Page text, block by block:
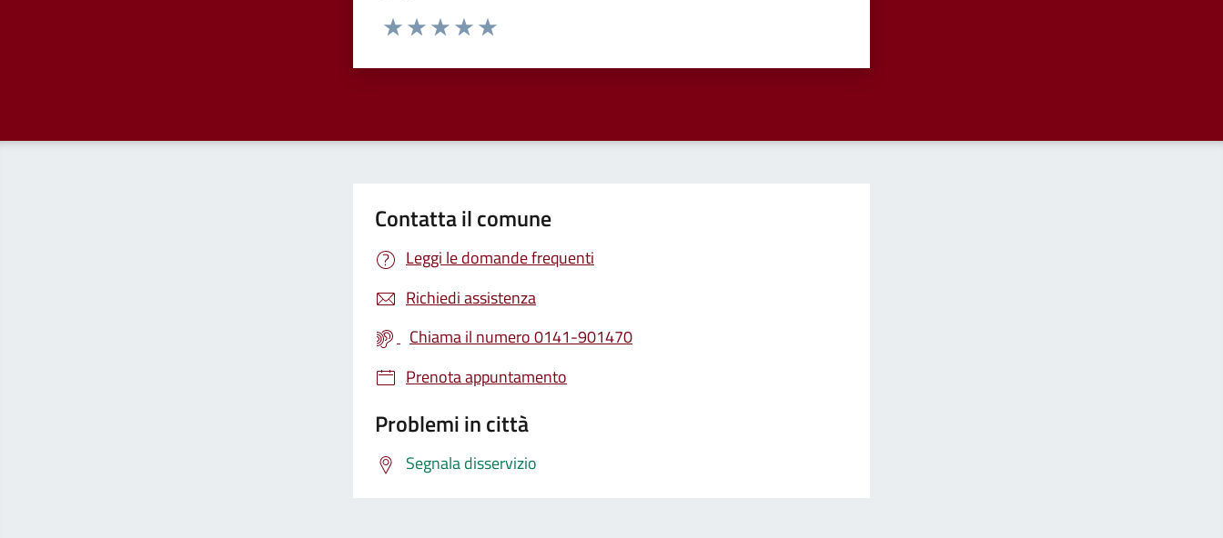
Valuta da 1 a 5 stelle la pagina
Contatta il comune
Leggi le domande frequenti
Richiedi assistenza
Chiama il numero 0141-901470
Prenota appuntamento
Problemi in città
Segnala disservizio